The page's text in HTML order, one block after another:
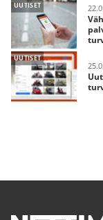
UUTISET
UUTISET